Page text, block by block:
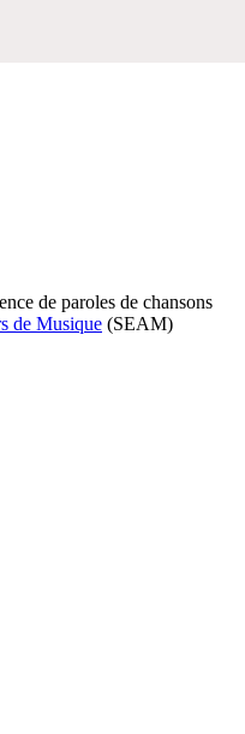
de paroles de chansons
de Musique (SEAM)